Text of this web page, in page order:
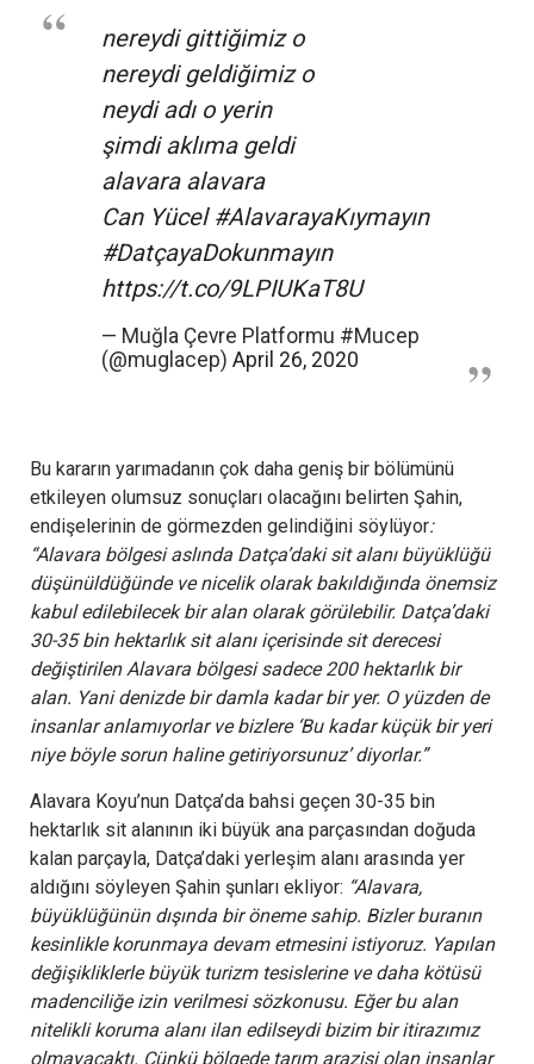
nereydi gittiğimiz o
nereydi geldiğimiz o
neydi adı o yerin
şimdi aklıma geldi
alavara alavara
Can Yücel #AlavarayaKıymayın
#DatçayaDokunmayın
https://t.co/9LPIUKaT8U
— Muğla Çevre Platformu #Mucep
(@muglacep) April 26, 2020
Bu kararın yarımadanın çok daha geniş bir bölümünü
etkileyen olumsuz sonuçları olacağını belirten Şahin,
endişelerinin de görmezden gelindiğini söylüyor:
“Alavara bölgesi aslında Datça’daki sit alanı büyüklüğü
düşünüldüğünde ve nicelik olarak bakıldığında önemsiz
kabul edilebilecek bir alan olarak görülebilir. Datça’daki
30-35 bin hektarlık sit alanı içerisinde sit derecesi
değiştirilen Alavara bölgesi sadece 200 hektarlık bir
alan. Yani denizde bir damla kadar bir yer. O yüzden de
insanlar anlamıyorlar ve bizlere ‘Bu kadar küçük bir yeri
niye böyle sorun haline getiriyorsunuz’ diyorlar.”
Alavara Koyu’nun Datça’da bahsi geçen 30-35 bin
hektarlık sit alanının iki büyük ana parçasından doğuda
kalan parçayla, Datça’daki yerleşim alanı arasında yer
aldığını söyleyen Şahin şunları ekliyor: “Alavara,
büyüklüğünün dışında bir öneme sahip. Bizler buranın
kesinlikle korunmaya devam etmesini istiyoruz. Yapılan
değişikliklerle büyük turizm tesislerine ve daha kötüsü
madenciliğe izin verilmesi sözkonusu. Eğer bu alan
nitelikli koruma alanı ilan edilseydi bizim bir itirazımız
olmayacaktı. Çünkü bölgede tarım arazisi olan insanlar